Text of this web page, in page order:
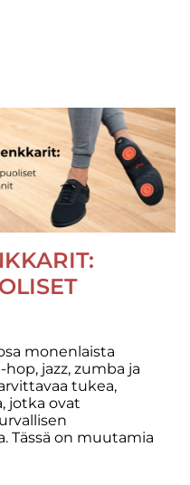
monenlaista
jazz, zumba ja
tukea,
jotka ovat
Tässä on muutamia